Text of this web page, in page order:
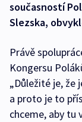
současností
Slezska,
Právě
Kongersu
„Důležité je, že
a proto je to
chceme, aby tu